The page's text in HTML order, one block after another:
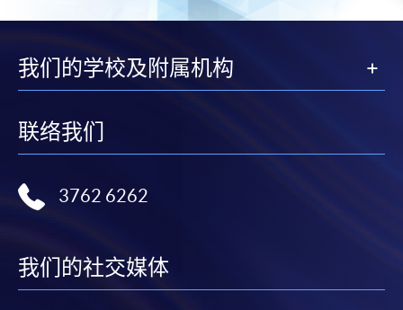
我们的学校及附属机构
联络我们
3762 6262
我们的社交媒体